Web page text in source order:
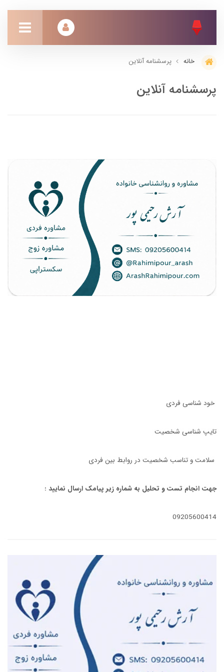
خانه پرسشنامه آنلاین
پرسشنامه آنلاین
خود شناسی فردی
تایپ شناسی شخصیت
سلامت و تناسب شخصیت در روابط بین فردی
جهت انجام تست و تحلیل به شماره زیر پیامک ارسال نمایید :
09205600414